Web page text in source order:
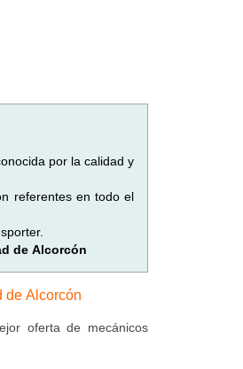
por la calidad y
referentes en todo el
de Alcorcón
de Alcorcón
oferta de mecánicos